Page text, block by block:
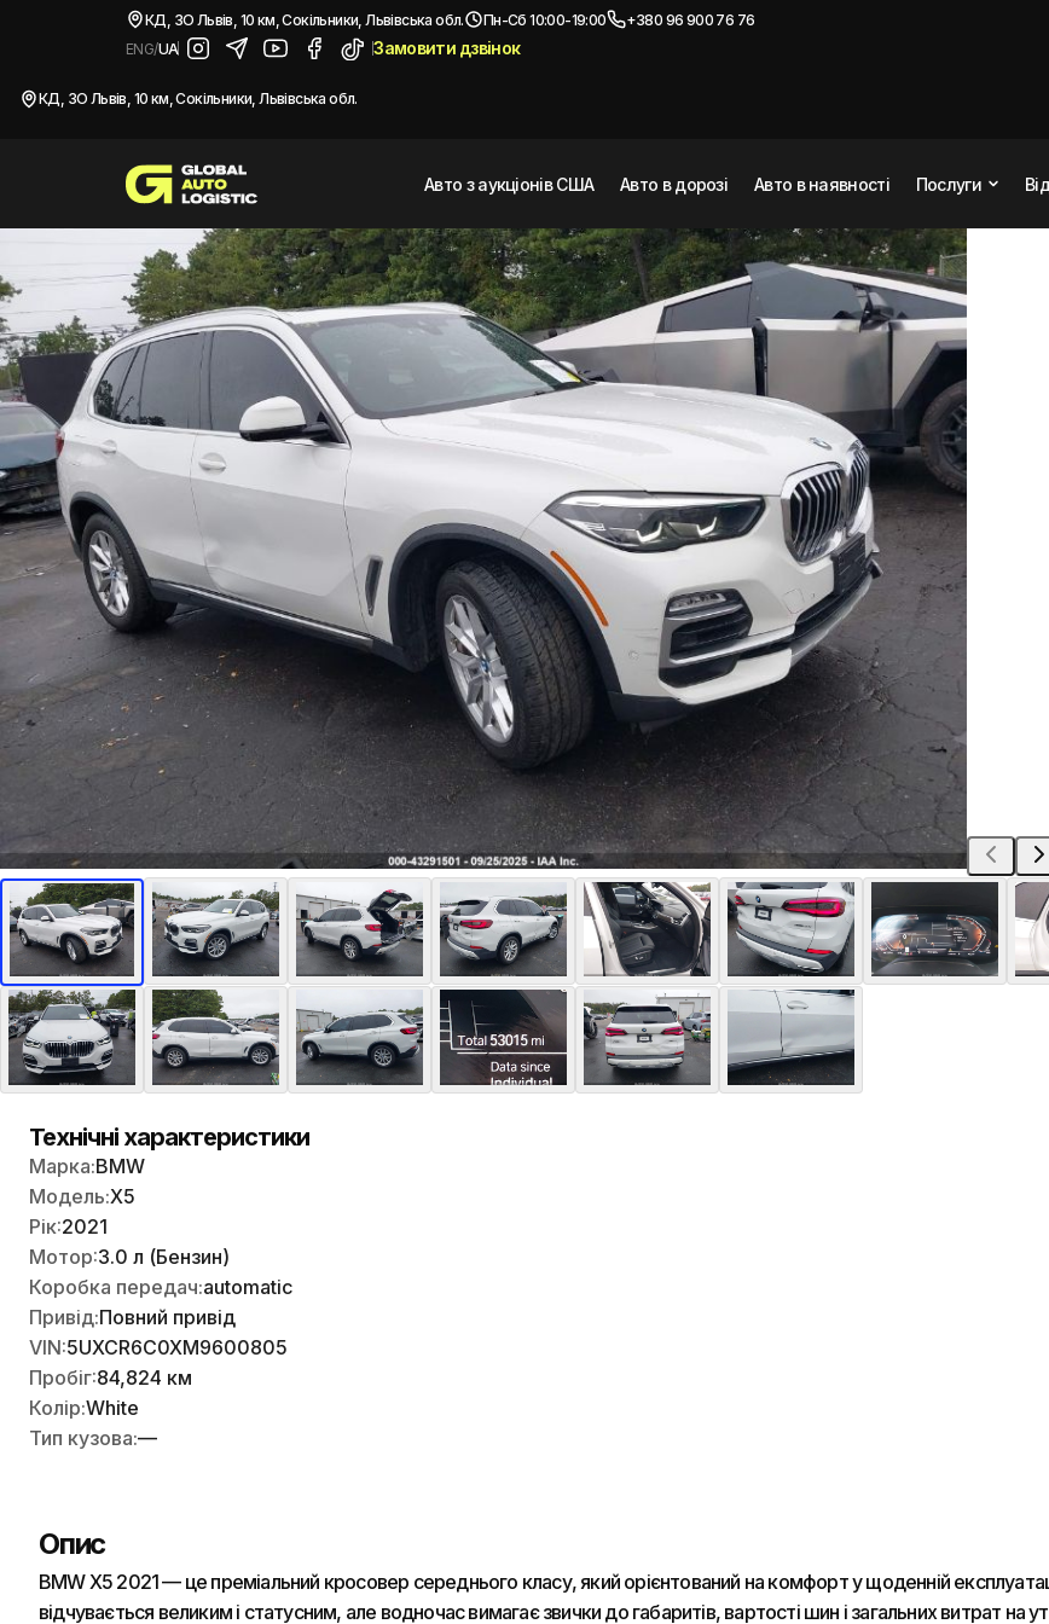
КД, ЗО Львів, 10 км, Сокільники, Львівська обл. Пн-Сб 10:00-19:00
+380 96 900 76 76
ENG/UA Замовити дзвінок
КД, ЗО Львів, 10 км, Сокільники, Львівська обл.
Авто з аукціонів США Авто в дорозі Авто в наявності Послуги
Автомобілі з США/ 2021 BMW X5
КупитиBMW X5
Технічні характеристики
Марка:BMW
Модель:X5
Рік:2021
Мотор:3.0 л (Бензин)
Коробка передач:automatic
Привід:Повний привід
VIN:5UXCR6C0XM9600805
Пробіг:84,824 км
Колір:White
Тип кузова:—
Опис
BMW X5 2021 — це преміальний кросовер середнього класу, який орієнтований на комфорт у щоденній
відчувається великим і статусним, але водночас вимагає звички до габаритів, вартості шин і загальних витрат на